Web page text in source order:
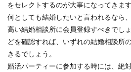
をセレクトするのが大事になってきます
何としても結婚したいと言われるなら
高い結婚相談所に会員登録すべきでし
どを確認すれば、いずれの結婚相談所
きるでしょう。
婚活パーティーに参加する時には、絶